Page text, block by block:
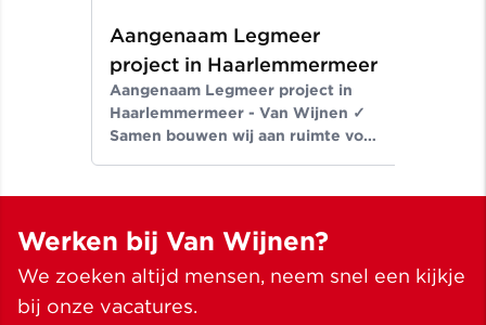
Aangenaam Legmeer
project in Haarlemmermeer
Aangenaam Legmeer project in
Haarlemmermeer - Van Wijnen ✓
Samen bouwen wij aan ruimte voor
Werken bij Van Wijnen?
We zoeken altijd mensen, neem snel een kijkje
bij onze vacatures.